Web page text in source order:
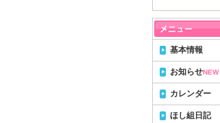
基本情報
お知らせNEW
カレンダー
ほし組日記